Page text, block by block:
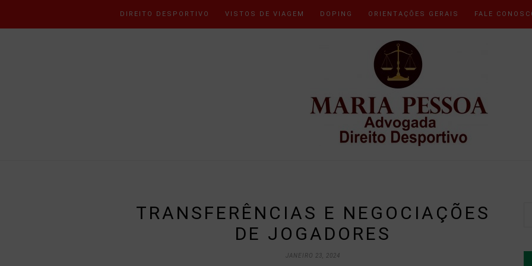
DIREITO DESPORTIVO VISTOS DE VIAGEM DOPING ORIENTAÇÕES GERAIS FALE
TRANSFERÊNCIAS E NEGOCIAÇÕES
DE JOGADORES
JANEIRO 23, 2024